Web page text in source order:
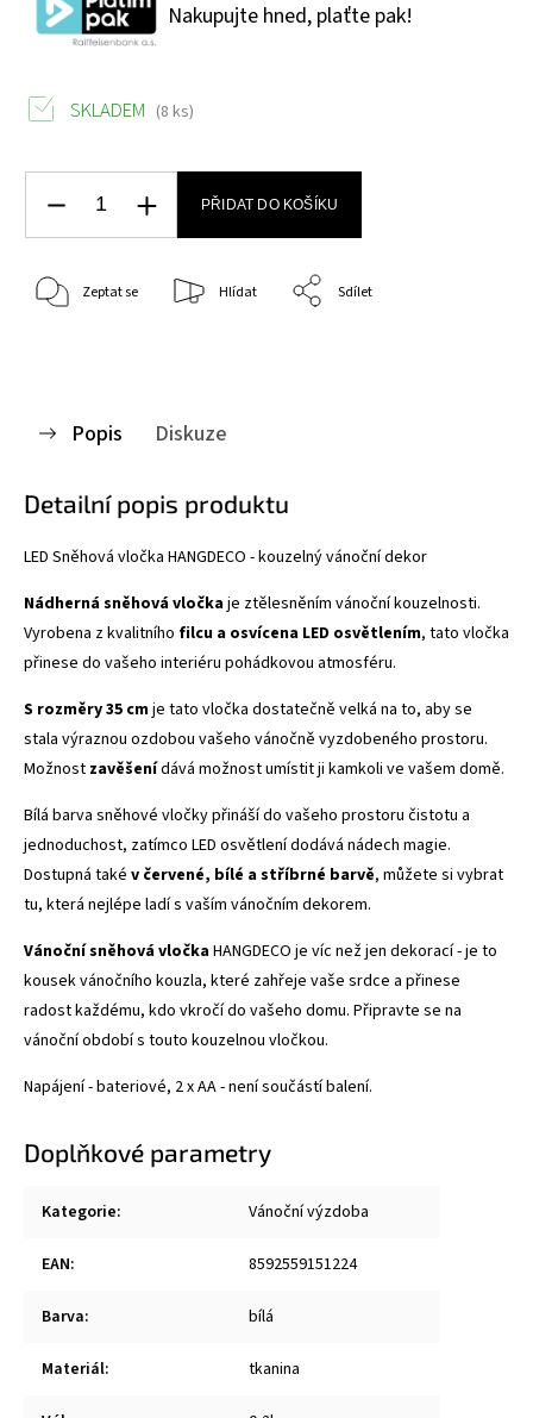
Nakupujte hned, plaťte pak!
SKLADEM (8 ks)
PŘIDAT DO KOŠÍKU
Zeptat se Hlídat Sdílet
Popis Diskuze
Detailní popis produktu
LED Sněhová vločka HANGDECO - kouzelný vánoční dekor
Nádherná sněhová vločkaje ztělesněním vánoční kouzelnosti.
Vyrobena z kvalitního filcu a osvícena LED osvětlením, tato vločka
přinese do vašeho interiéru pohádkovou atmosféru.
S rozměry 35 cmje tato vločka dostatečně velká na to, aby se
stala výraznou ozdobou vašeho vánočně vyzdobeného prostoru.
Možnost zavěšenídává možnost umístit ji kamkoli ve vašem domě.
Bílá barva sněhové vločky přináší do vašeho prostoru čistotu a
jednoduchost, zatímco LED osvětlení dodává nádech magie.
Dostupná také v červené, bílé a stříbrné barvě, můžete si vybrat
tu, která nejlépe ladí s vaším vánočním dekorem.
Vánoční sněhová vločkaHANGDECO je víc než jen dekorací - je to
kousek vánočního kouzla, které zahřeje vaše srdce a přinese
radost každému, kdo vkročí do vašeho domu. Připravte se na
vánoční období s touto kouzelnou vločkou.
Napájení - bateriové, 2 x AA - není součástí balení.
Doplňkové parametry
Kategorie: Vánoční výzdoba
EAN: 8592559151224
Barva: bílá
Materiál: tkanina